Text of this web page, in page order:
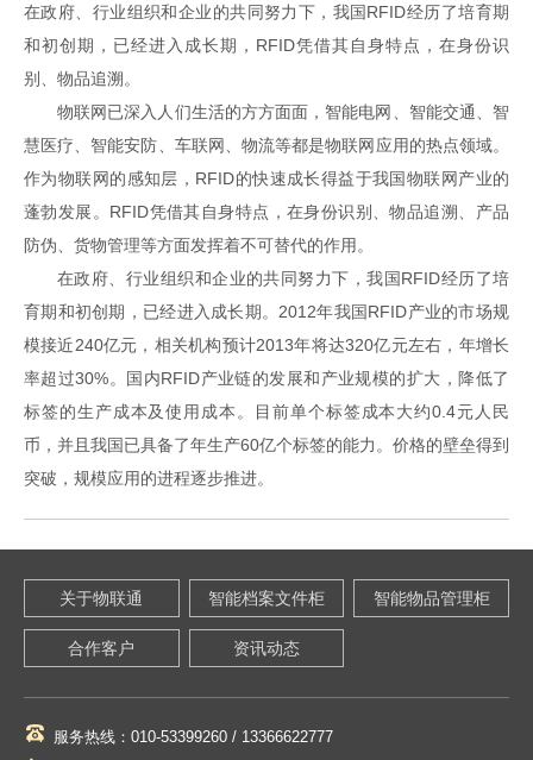
在政府、行业组织和企业的共同努力下，我国RFID经历了培育期
和初创期，已经进入成长期，RFID凭借其自身特点，在身份识
别、物品追溯。
物联网已深入人们生活的方方面面，智能电网、智能交通、智
慧医疗、智能安防、车联网、物流等都是物联网应用的热点领域。
作为物联网的感知层，RFID的快速成长得益于我国物联网产业的
蓬勃发展。RFID凭借其自身特点，在身份识别、物品追溯、产品
防伪、货物管理等方面发挥着不可替代的作用。
在政府、行业组织和企业的共同努力下，我国RFID经历了培
育期和初创期，已经进入成长期。2012年我国RFID产业的市场规
模接近240亿元，相关机构预计2013年将达320亿元左右，年增长
率超过30%。国内RFID产业链的发展和产业规模的扩大，降低了
标签的生产成本及使用成本。目前单个标签成本大约0.4元人民
币，并且我国已具备了年生产60亿个标签的能力。价格的壁垒得到
突破，规模应用的进程逐步推进。
关于物联通 智能档案文件柜 智能物品管理柜
合作客户 资讯动态
服务热线：010-53399260 / 13366622777